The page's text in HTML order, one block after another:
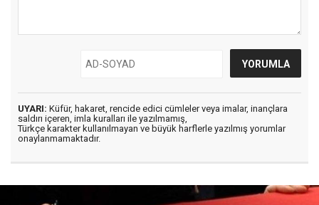
UYARI: Küfür, hakaret, rencide edici cümleler veya imalar, inançlara
saldırı içeren, imla kuralları ile yazılmamış,
Türkçe karakter kullanılmayan ve büyük harflerle yazılmış yorumlar
onaylanmamaktadır.